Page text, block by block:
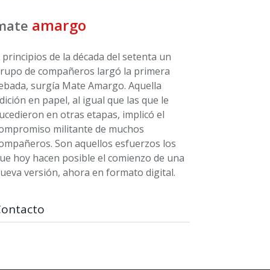
amargo
principios de la década del setenta un
de compañeros largó la primera
surgía Mate Amargo. Aquella
en papel, al igual que las que le
en otras etapas, implicó el
militante de muchos
Son aquellos esfuerzos los
hoy hacen posible el comienzo de una
versión, ahora en formato digital.